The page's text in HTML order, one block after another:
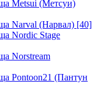
Metsui (Метсуи)
Narval (Нарвал) [40]
Nordic Stage
Norstream
Pontoon21 (Пантун